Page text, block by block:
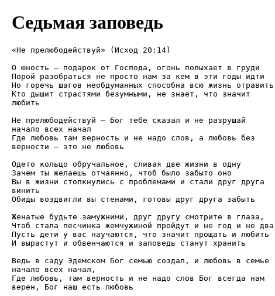
Седьмая заповедь
«Не прелюбодействуй» (Исход 20:14)
О юность – подарок от Господа, огонь полыхает в груди
Порой разобраться не просто нам за кем в эти годы идти
Но горечь шагов необдуманных способна всю жизнь отравить
Кто дышит страстями безумными, не знает, что значит
любить
Не прелюбодействуй – Бог тебе сказал и не разрушай
начало всех начал
Где любовь там верность и не надо слов, а любовь без
верности – это не любовь
Одето кольцо обручальное, сливая две жизни в одну
Зачем ты желаешь отчаянно, чтоб было забыто оно
Вы в жизни столкнулись с проблемами и стали друг друга
винить
Обиды воздвигли вы стенами, готовы друг друга забыть
Женатые будьте замужними, друг другу смотрите в глаза,
Чтоб стала песчинка жемчужиной пройдут и не год и не два
Пусть дети у вас научаются, что значит прощать и любить
И вырастут и обвенчаются и заповедь станут хранить
Ведь в саду Эдемском Бог семью создал, и любовь в семье
начало всех начал,
Где любовь, там верность и не надо слов Бог всегда нам
верен, Бог наш есть любовь